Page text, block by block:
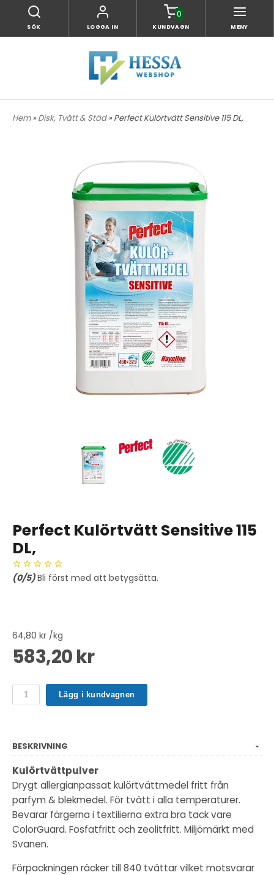
SÖK LOGGA IN
0
KUNDVAGN MENY
Hem»Disk, Tvätt & Städ» Perfect Kulörtvätt Sensitive 115 DL,
Perfect Kulörtvätt Sensitive 115
DL,
(0/5)Bli först med att betygsätta.
64,80 kr /kg
583,20 kr
Lägg i kundvagnen
BESKRIVNING
Kulörtvättpulver
Drygt allergianpassat kulörtvättmedel fritt från
parfym & blekmedel. För tvätt i alla temperaturer.
Bevarar färgerna i textilierna extra bra tack vare
ColorGuard. Fosfatfritt och zeolitfritt. Miljömärkt med
Svanen.
Förpackningen räcker till 840 tvättar vilket motsvarar